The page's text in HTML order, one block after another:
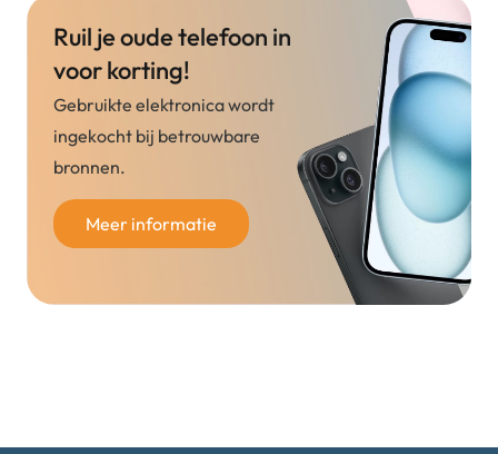
Ruil je oude telefoon in
voor korting!
Gebruikte elektronica wordt
ingekocht bij betrouwbare
bronnen.
Meer informatie